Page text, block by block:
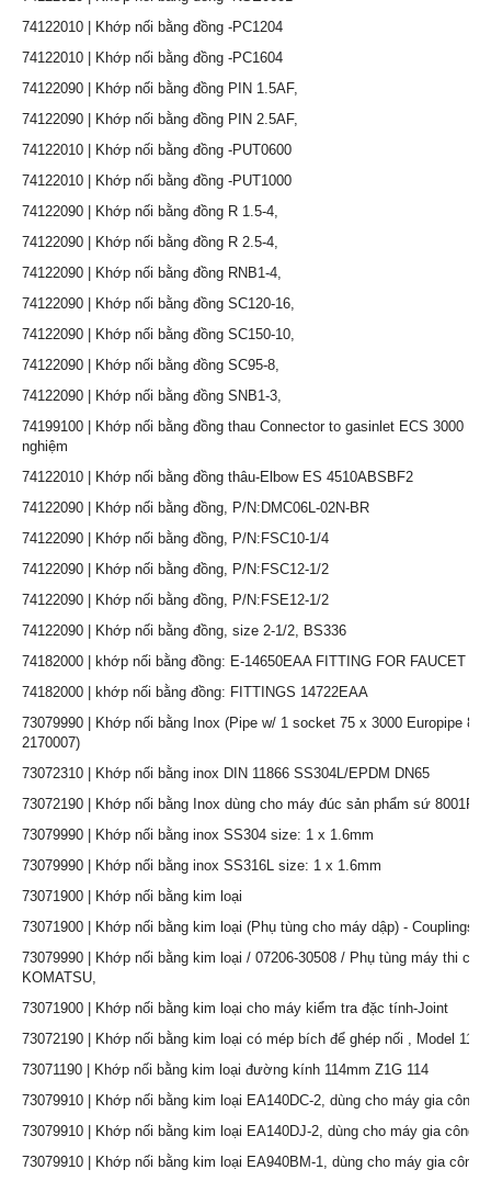
74122010 | Khớp nối bằng đồng -PC1204
74122010 | Khớp nối bằng đồng -PC1604
74122090 | Khớp nối bằng đồng PIN 1.5AF,
74122090 | Khớp nối bằng đồng PIN 2.5AF,
74122010 | Khớp nối bằng đồng -PUT0600
74122010 | Khớp nối bằng đồng -PUT1000
74122090 | Khớp nối bằng đồng R 1.5-4,
74122090 | Khớp nối bằng đồng R 2.5-4,
74122090 | Khớp nối bằng đồng RNB1-4,
74122090 | Khớp nối bằng đồng SC120-16,
74122090 | Khớp nối bằng đồng SC150-10,
74122090 | Khớp nối bằng đồng SC95-8,
74122090 | Khớp nối bằng đồng SNB1-3,
74199100 | Khớp nối bằng đồng thau Connector to gasinlet ECS 3000
nghiệm
74122010 | Khớp nối bằng đồng thâu-Elbow ES 4510ABSBF2
74122090 | Khớp nối bằng đồng, P/N:DMC06L-02N-BR
74122090 | Khớp nối bằng đồng, P/N:FSC10-1/4
74122090 | Khớp nối bằng đồng, P/N:FSC12-1/2
74122090 | Khớp nối bằng đồng, P/N:FSE12-1/2
74122090 | Khớp nối bằng đồng, size 2-1/2, BS336
74182000 | khớp nối bằng đồng: E-14650EAA FITTING FOR FAUCET
74182000 | khớp nối bằng đồng: FITTINGS 14722EAA
73079990 | Khớp nối bằng Inox (Pipe w/ 1 socket 75 x 3000 Europipe
2170007)
73072310 | Khớp nối bằng inox DIN 11866 SS304L/EPDM DN65
73072190 | Khớp nối bằng Inox dùng cho máy đúc sản phẩm sứ
73079990 | Khớp nối bằng inox SS304 size: 1 x 1.6mm
73079990 | Khớp nối bằng inox SS316L size: 1 x 1.6mm
73071900 | Khớp nối bằng kim loại
73071900 | Khớp nối bằng kim loại (Phụ tùng cho máy dập) - Couplings
73079990 | Khớp nối bằng kim loại / 07206-30508 / Phụ tùng máy thi
KOMATSU,
73071900 | Khớp nối bằng kim loại cho máy kiểm tra đặc tính-Joint
73072190 | Khớp nối bằng kim loại có mép bích để ghép nối , Model
73071190 | Khớp nối bằng kim loại đường kính 114mm Z1G 114
73079910 | Khớp nối bằng kim loại EA140DC-2, dùng cho máy gia công
73079910 | Khớp nối bằng kim loại EA140DJ-2, dùng cho máy gia công
73079910 | Khớp nối bằng kim loại EA940BM-1, dùng cho máy gia công